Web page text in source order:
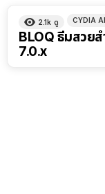
2.1k ดู CYDIA
BLOQ ธีมสวย
7.0.x